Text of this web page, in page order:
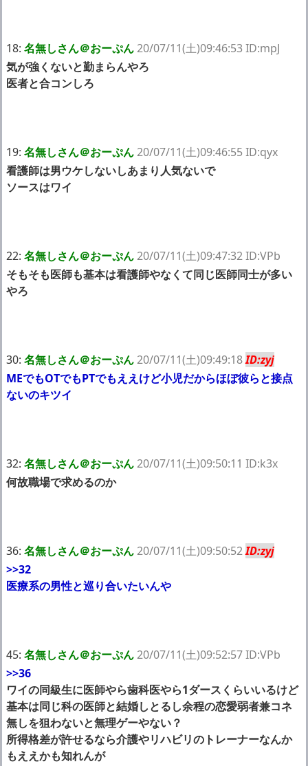
18: 名無しさん＠おーぷん20/07/11(土)09:46:53 ID:mpJ
気が強くないと勤まらんやろ
医者と合コンしろ
19: 名無しさん＠おーぷん20/07/11(土)09:46:55 ID:qyx
看護師は男ウケしないしあまり人気ないで
ソースはワイ
22: 名無しさん＠おーぷん20/07/11(土)09:47:32 ID:VPb
そもそも医師も基本は看護師やなくて同じ医師同士が多い
やろ
30: 名無しさん＠おーぷん20/07/11(土)09:49:18ID:zyj
MEでもOTでもPTでもええけど小児だからほぼ彼らと接点
ないのキツイ
32: 名無しさん＠おーぷん20/07/11(土)09:50:11 ID:k3x
何故職場で求めるのか
36: 名無しさん＠おーぷん20/07/11(土)09:50:52ID:zyj
>>32
医療系の男性と巡り合いたいんや
45: 名無しさん＠おーぷん20/07/11(土)09:52:57 ID:VPb
>>36
ワイの同級生に医師やら歯科医やら1ダースくらいいるけど
基本は同じ科の医師と結婚しとるし余程の恋愛弱者兼コネ
無しを狙わないと無理ゲーやない？
所得格差が許せるなら介護やリハビリのトレーナーなんか
もええかも知れんが